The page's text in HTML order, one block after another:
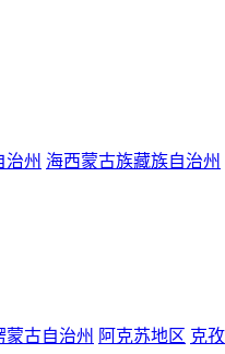
治州 海西蒙古族藏族自治州
蒙古自治州 阿克苏地区 克